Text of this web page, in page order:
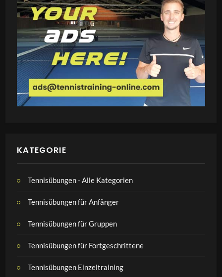
KATEGORIE
Tennisübungen - Alle Kategorien
Tennisübungen für Anfänger
Tennisübungen für Gruppen
Tennisübungen für Fortgeschrittene
Tennisübungen Einzeltraining